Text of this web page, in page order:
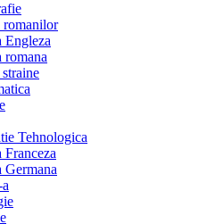
romanilor
Engleza
romana
Tehnologica
Franceza
Germana